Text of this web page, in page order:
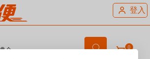
登入
盒 0